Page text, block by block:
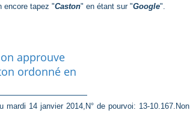
encore tapez "Caston" en étant sur "Google".
approuve
ordonné en
14 janvier 2014,N° de pourvoi: 13-10.167.Non